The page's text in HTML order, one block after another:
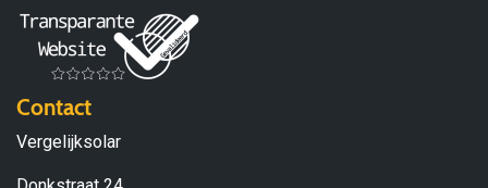
Contact
Vergelijksolar